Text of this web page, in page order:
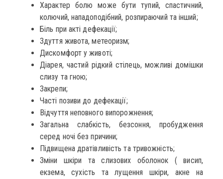
Характер болю може бути тупий, спастичний,
колючий, нападоподібний, розпираючий та інший;
Біль при акті дефекації;
Здуття живота, метеоризм;
Дискомфорт у животі;
Діарея, частий рідкий стілець, можливі домішки
слизу та гною;
Закрепи;
Часті позиви до дефекації;
Відчуття неповного випорожнення;
Загальна слабкість, безсоння, пробудження
серед ночі без причини;
Підвищена дратівливість та тривожність;
Зміни шкіри та слизових оболонок ( висип,
екзема, сухість та лущення шкіри, акне на